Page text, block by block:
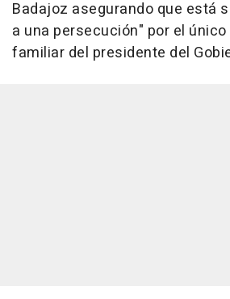
Badajoz asegurando que está
a una persecución" por el
familiar del presidente del